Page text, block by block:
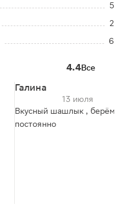
5
2
6
4.4Все
Галина
13 июля
Вкусный шашлык , берём
постоянно